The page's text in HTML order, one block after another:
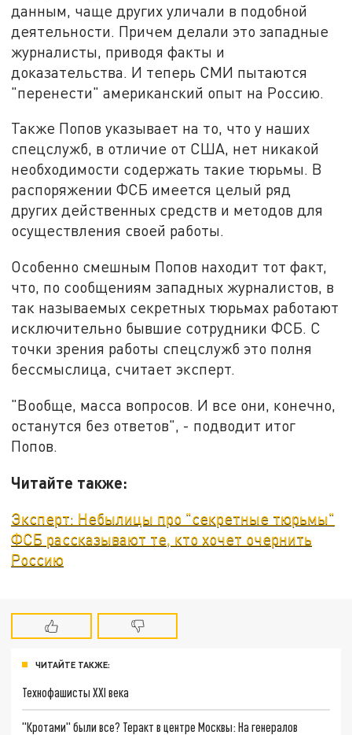
данным, чаще других уличали в подобной
деятельности. Причем делали это западные
журналисты, приводя факты и
доказательства. И теперь СМИ пытаются
"перенести" американский опыт на Россию.
Также Попов указывает на то, что у наших
спецслужб, в отличие от США, нет никакой
необходимости содержать такие тюрьмы. В
распоряжении ФСБ имеется целый ряд
других действенных средств и методов для
осуществления своей работы.
Особенно смешным Попов находит тот факт,
что, по сообщениям западных журналистов, в
так называемых секретных тюрьмах работают
исключительно бывшие сотрудники ФСБ. С
точки зрения работы спецслужб это полня
бессмыслица, считает эксперт.
"Вообще, масса вопросов. И все они, конечно,
останутся без ответов", - подводит итог
Попов.
Читайте также:
Эксперт: Небылицы про "секретные тюрьмы"
ФСБ рассказывают те, кто хочет очернить
Россию
ЧИТАЙТЕ ТАКЖЕ:
Технофашисты XXI века
"Кротами" были все? Теракт в центре Москвы: На генералов